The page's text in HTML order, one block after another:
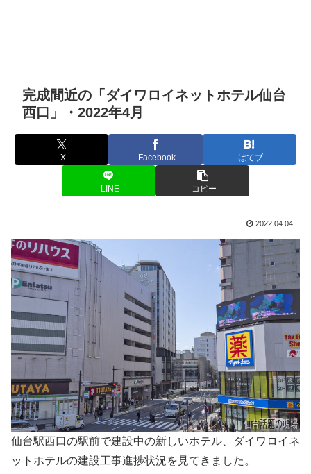
完成間近の「ダイワロイネットホテル仙台
西口」・2022年4月
X Facebook はてブ
LINE コピー
2022.04.04
仙台駅西口の駅前で建設中の新しいホテル、ダイワロイネ
ットホテルの建設工事進捗状況を見てきました。